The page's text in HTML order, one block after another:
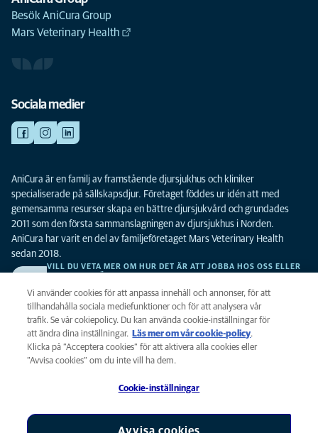
Besök AniCura Group
Mars Veterinary Health
Sociala medier
AniCura är en familj av framstående djursjukhus och kliniker
specialiserade på sällskapsdjur. Företaget föddes ur idén att med
gemensamma resurser skapa en bättre djursjukvård och grundades
2011 som den första sammanslagningen av djursjukhus i Norden.
AniCura har varit en del av familjeföretaget Mars Veterinary Health
sedan 2018.
VILL DU VETA MER OM HUR DET ÄR ATT JOBBA HOS OSS ELLER
Integritet
Legalt
AniCura är ett dotterbolag till Mars, Inc © 2026
Vi använder cookies för att anpassa innehåll och annonser, för att
tillhandahålla sociala mediefunktioner och för att analysera vår
trafik. Se vår cokiepolicy. Du kan använda cookie-inställningar för
att ändra dina inställningar.
Läs mer om vår cookie-policy(opens in a
new tab)
.
Klicka på ”Acceptera cookies” för att aktivera alla cookies eller
”Avvisa cookies” om du inte vill ha dem.
Cookie-inställningar
Avvisa cookies